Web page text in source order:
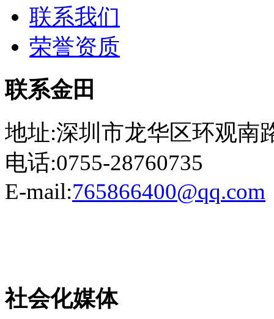
联系我们
荣誉资质
联系金田
地址:深圳市龙华区环观南
电话:0755-28760735
E-mail:765866400@qq.com
社会化媒体